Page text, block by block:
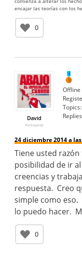
encajar las teorías con los
0
David
Participante
Offline
Topics:
24 diciembre 2014 a
Tiene usted
posibilidad de ir
creencias y
respuesta. Creo
simple como
lo puedo hacer.
0